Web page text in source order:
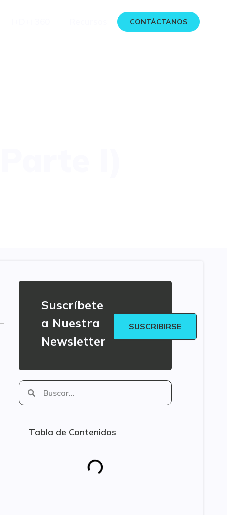
CONTÁCTANOS
Suscríbete
a Nuestra
Newsletter
SUSCRIBIRSE
Tabla de Contenidos